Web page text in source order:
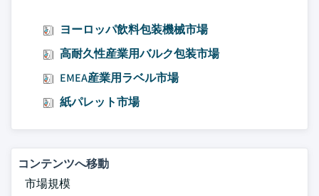
ヨーロッパ飲料包装機械市場
高耐久性産業用バルク包装市場
EMEA産業用ラベル市場
紙パレット市場
コンテンツへ移動
市場規模